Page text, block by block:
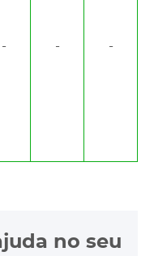
no seu